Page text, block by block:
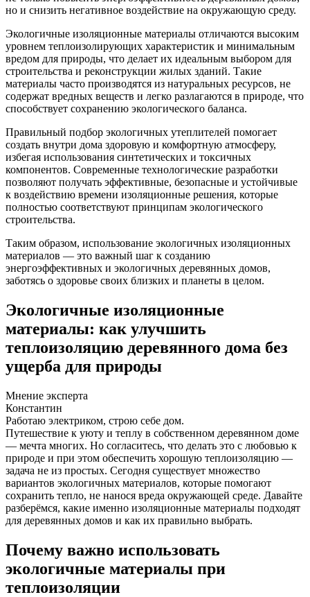
но и снизить негативное воздействие на окружающую среду.
Экологичные изоляционные материалы отличаются высоким
уровнем теплоизолирующих характеристик и минимальным
вредом для природы, что делает их идеальным выбором для
строительства и реконструкции жилых зданий. Такие
материалы часто производятся из натуральных ресурсов, не
содержат вредных веществ и легко разлагаются в природе, что
способствует сохранению экологического баланса.
Правильный подбор экологичных утеплителей помогает
создать внутри дома здоровую и комфортную атмосферу,
избегая использования синтетических и токсичных
компонентов. Современные технологические разработки
позволяют получать эффективные, безопасные и устойчивые
к воздействию времени изоляционные решения, которые
полностью соответствуют принципам экологического
строительства.
Таким образом, использование экологичных изоляционных
материалов — это важный шаг к созданию
энергоэффективных и экологичных деревянных домов,
заботясь о здоровье своих близких и планеты в целом.
Экологичные изоляционные
материалы: как улучшить
теплоизоляцию деревянного дома без
ущерба для природы
Мнение эксперта
Константин
Работаю электриком, строю себе дом.
Путешествие к уюту и теплу в собственном деревянном доме
— мечта многих. Но согласитесь, что делать это с любовью к
природе и при этом обеспечить хорошую теплоизоляцию —
задача не из простых. Сегодня существует множество
вариантов экологичных материалов, которые помогают
сохранить тепло, не нанося вреда окружающей среде. Давайте
разберёмся, какие именно изоляционные материалы подходят
для деревянных домов и как их правильно выбрать.
Почему важно использовать
экологичные материалы при
теплоизоляции